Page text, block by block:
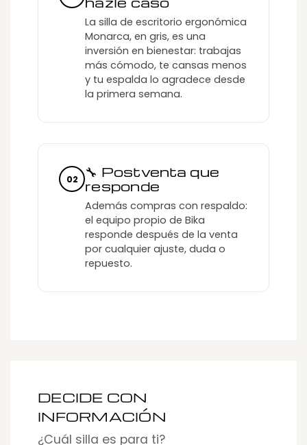
La silla de escritorio ergonómica
Monarca, en gris, es una
inversión en bienestar: trabajas
más cómodo, te cansas menos
y tu espalda lo agradece desde
la primera semana.
02
🔧 Postventa que
responde
Además compras con respaldo:
el equipo propio de Bika
responde después de la venta
por cualquier ajuste, duda o
repuesto.
DECIDE CON
INFORMACIÓN
¿Cuál silla es para ti?